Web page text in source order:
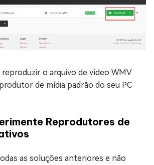
o arquivo de vídeo WMV
de mídia padrão do seu PC
Reprodutores de
as soluções anteriores e não